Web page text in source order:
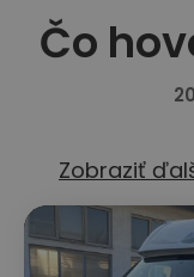
Čo
Zobraziť